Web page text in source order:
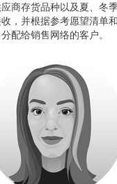
商存货品种以及夏、冬
，并根据参考愿望清单
分配给销售网络的客户。